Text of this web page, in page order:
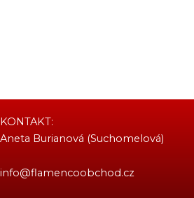
KONTAKT:
Aneta Burianová (Suchomelová)
info@flamencoobchod.cz